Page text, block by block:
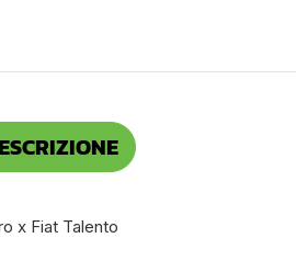
x Fiat Talento